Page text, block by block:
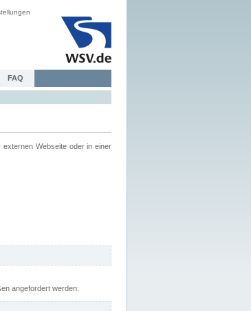
FAQ
Webseite oder in einer
angefordert werden: